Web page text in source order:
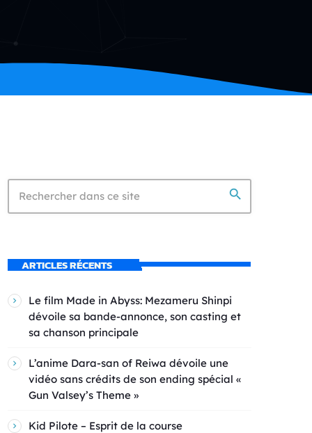
search
ARTICLES RÉCENTS
Le film Made in Abyss: Mezameru Shinpi
dévoile sa bande-annonce, son casting et
sa chanson principale
L’anime Dara-san of Reiwa dévoile une
vidéo sans crédits de son ending spécial «
Gun Valsey’s Theme »
Kid Pilote – Esprit de la course